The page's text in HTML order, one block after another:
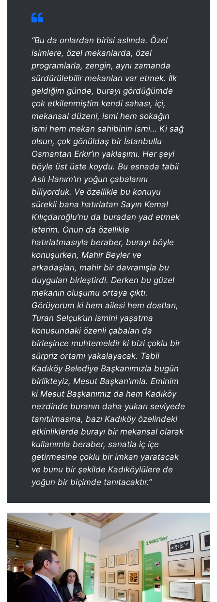
“Bu da onlardan birisi aslında. Özel
isimlere, özel mekanlarda, özel
programlarla, zengin, aynı zamanda
sürdürülebilir mekanları var etmek. İlk
geldiğim günde, burayı gördüğümde
çok etkilenmiştim kendi sahası, içi,
mekansal düzeni, ismi hem sokağın
ismi hem mekan sahibinin ismi… Ki sağ
olsun, çok gönüldaş bir İstanbullu
Osmantan Erkır’ın yaklaşımı. Her şeyi
böyle üst üste koydu. Bu esnada tabii
Aslı Hanım’ın yoğun çabalarını
biliyorduk. Ve özellikle bu konuyu
sürekli bana hatırlatan Sayın Kemal
Kılıçdaroğlu’nu da buradan yad etmek
isterim. Onun da özellikle
hatırlatmasıyla beraber, burayı böyle
konuşurken, Mahir Beyler ve
arkadaşları, mahir bir davranışla bu
duyguları birleştirdi. Derken bu güzel
mekanın oluşumu ortaya çıktı.
Görüyorum ki hem ailesi hem dostları,
Turan Selçuk’un ismini yaşatma
konusundaki özenli çabaları da
birleşince muhtemeldir ki bizi çoklu bir
sürpriz ortamı yakalayacak. Tabii
Kadıköy Belediye Başkanımızla bugün
birlikteyiz, Mesut Başkan’ımla. Eminim
ki Mesut Başkanımız da hem Kadıköy
nezdinde buranın daha yukarı seviyede
tanıtılmasına, bazı Kadıköy özelindeki
etkinliklerde burayı bir mekansal olarak
kullanımla beraber, sanatla iç içe
getirmesine çoklu bir imkan yaratacak
ve bunu bir şekilde Kadıköylülere de
yoğun bir biçimde tanıtacaktır.”